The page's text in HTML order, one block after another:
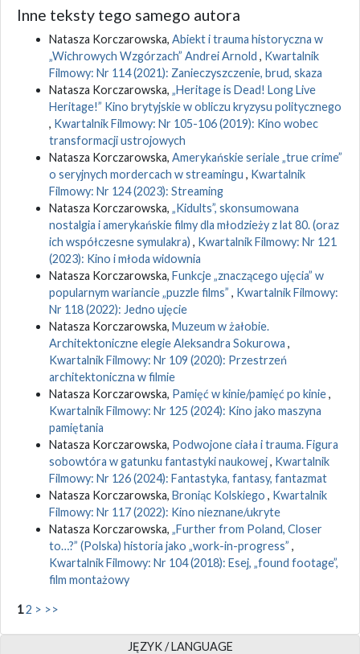
Inne teksty tego samego autora
Natasza Korczarowska, Abiekt i trauma historyczna w
„Wichrowych Wzgórzach” Andrei Arnold , Kwartalnik
Filmowy: Nr 114 (2021): Zanieczyszczenie, brud, skaza
Natasza Korczarowska, „Heritage is Dead! Long Live
Heritage!” Kino brytyjskie w obliczu kryzysu politycznego
, Kwartalnik Filmowy: Nr 105-106 (2019): Kino wobec
transformacji ustrojowych
Natasza Korczarowska, Amerykańskie seriale „true crime”
o seryjnych mordercach w streamingu , Kwartalnik
Filmowy: Nr 124 (2023): Streaming
Natasza Korczarowska, „Kidults”, skonsumowana
nostalgia i amerykańskie filmy dla młodzieży z lat 80. (oraz
ich współczesne symulakra) , Kwartalnik Filmowy: Nr 121
(2023): Kino i młoda widownia
Natasza Korczarowska, Funkcje „znaczącego ujęcia” w
popularnym wariancie „puzzle films” , Kwartalnik Filmowy:
Nr 118 (2022): Jedno ujęcie
Natasza Korczarowska, Muzeum w żałobie.
Architektoniczne elegie Aleksandra Sokurowa ,
Kwartalnik Filmowy: Nr 109 (2020): Przestrzeń
architektoniczna w filmie
Natasza Korczarowska, Pamięć w kinie/pamięć po kinie,
Kwartalnik Filmowy: Nr 125 (2024): Kino jako maszyna
pamiętania
Natasza Korczarowska, Podwojone ciała i trauma. Figura
sobowtóra w gatunku fantastyki naukowej, Kwartalnik
Filmowy: Nr 126 (2024): Fantastyka, fantasy, fantazmat
Natasza Korczarowska, Broniąc Kolskiego , Kwartalnik
Filmowy: Nr 117 (2022): Kino nieznane/ukryte
Natasza Korczarowska, „Further from Poland, Closer
to…?” (Polska) historia jako „work-in-progress” ,
Kwartalnik Filmowy: Nr 104 (2018): Esej, „found footage”,
film montażowy
12 > >>
JĘZYK / LANGUAGE